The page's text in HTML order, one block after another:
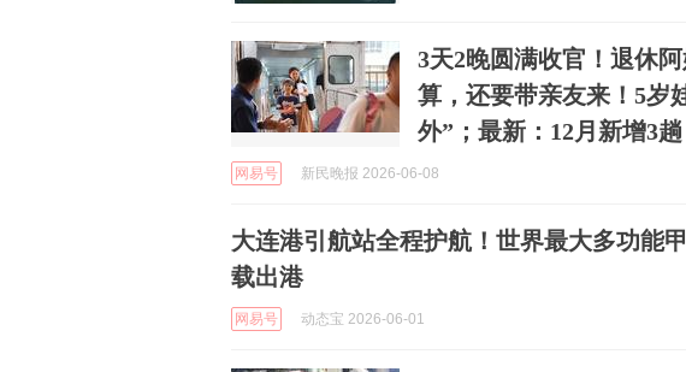
3天2晚圆满收官！退休
算，还要带亲友来！5岁
外”；最新：12月新增3趟
网易号 新民晚报 2026-06-08
大连港引航站全程护航！世界最大多功能
载出港
网易号 动态宝 2026-06-01